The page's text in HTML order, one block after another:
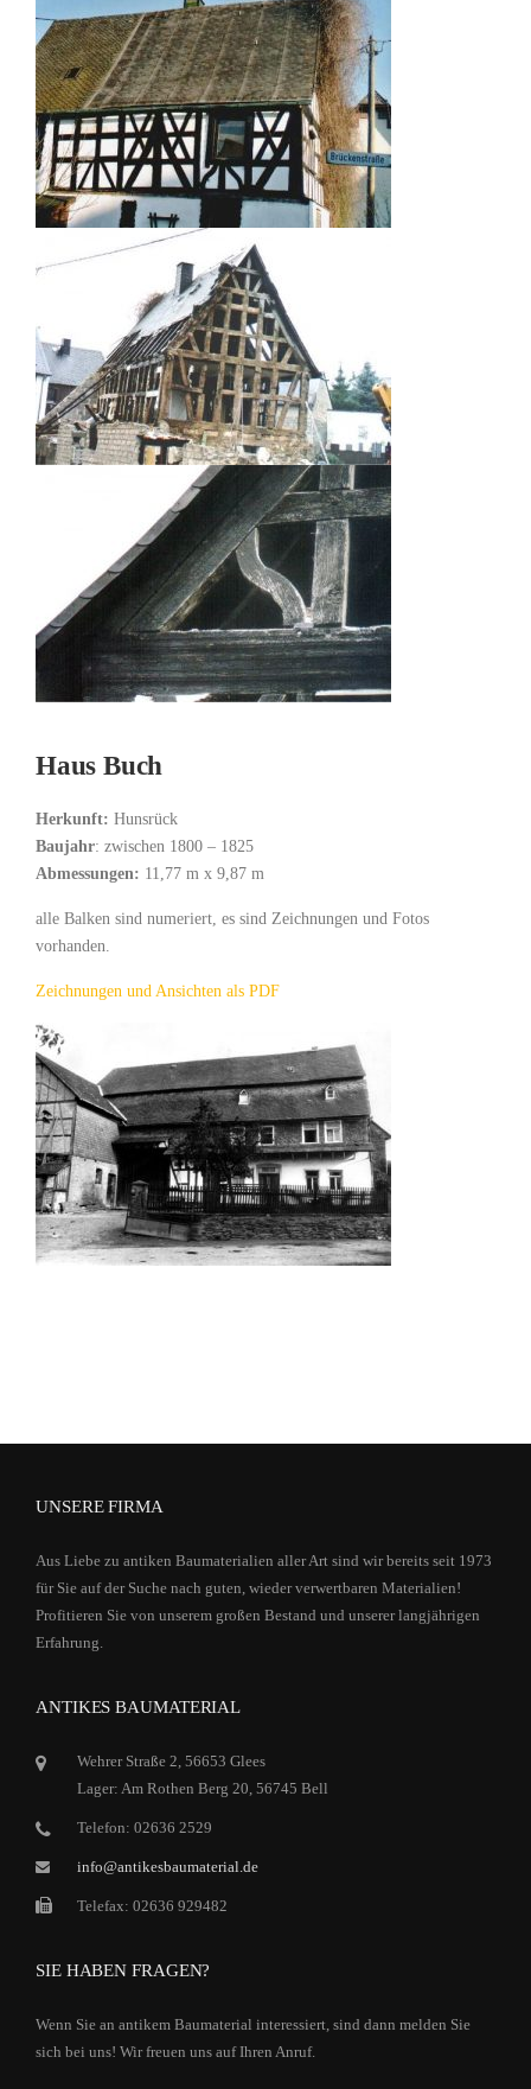
Haus Buch
Herkunft: Hunsrück
Baujahr: zwischen 1800 – 1825
Abmessungen: 11,77 m x 9,87 m
alle Balken sind numeriert, es sind Zeichnungen und Fotos
vorhanden.
Zeichnungen und Ansichten als PDF
UNSERE FIRMA
Aus Liebe zu antiken Baumaterialien aller Art sind wir bereits seit 1973
für Sie auf der Suche nach guten, wieder verwertbaren Materialien!
Profitieren Sie von unserem großen Bestand und unserer langjährigen
Erfahrung.
ANTIKES BAUMATERIAL
Wehrer Straße 2, 56653 Glees
Lager: Am Rothen Berg 20, 56745 Bell
Telefon: 02636 2529
info@antikesbaumaterial.de
Telefax: 02636 929482
SIE HABEN FRAGEN?
Wenn Sie an antikem Baumaterial interessiert, sind dann melden Sie
sich bei uns! Wir freuen uns auf Ihren Anruf.